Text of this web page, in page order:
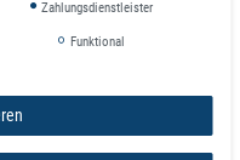
magnetisch aneinander.
Zahlungsdienstleister
Funktional